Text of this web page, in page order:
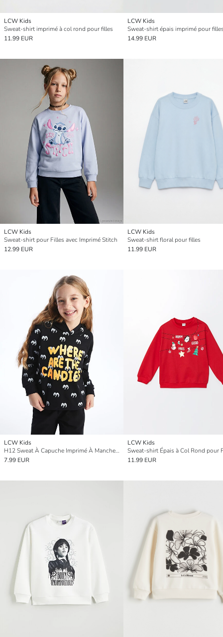
LCW Kids
Sweat-shirt imprimé à col rond pour filles
11.99 EUR
LCW Kids
Sweat-shirt épais imprimé pour
14.99 EUR
LCW Kids
Sweat-shirt pour Filles avec Imprimé Stitch
12.99 EUR
LCW Kids
Sweat-shirt floral pour filles
11.99 EUR
LCW Kids
H12 Sweat À Capuche Imprimé À Manches Longues Pour Fille
7.99 EUR
LCW Kids
Sweat-shirt Épais à Col Rond pour
11.99 EUR